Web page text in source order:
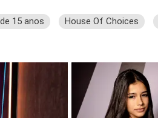
15 anos House Of Choices